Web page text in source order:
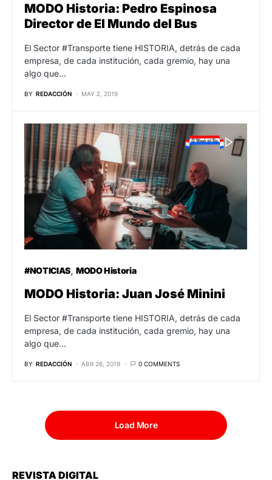
MODO Historia: Pedro Espinosa
Director de El Mundo del Bus
El Sector #Transporte tiene HISTORIA, detrás de cada
empresa, de cada institución, cada gremio, hay una
algo que…
BY REDACCIÓN MAY 2, 2019
#NOTICIAS MODO Historia
MODO Historia: Juan José Minini
El Sector #Transporte tiene HISTORIA, detrás de cada
empresa, de cada institución, cada gremio, hay una
algo que…
BY REDACCIÓN ABR 26, 2019 0 COMMENTS
Load More
REVISTA DIGITAL